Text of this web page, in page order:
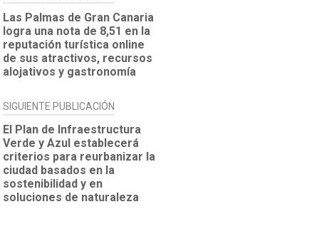
DE
ENTRADAS
Las Palmas de Gran Canaria
logra una nota de 8,51 en la
reputación turística online
de sus atractivos, recursos
alojativos y gastronomía
SIGUIENTE PUBLICACIÓN
El Plan de Infraestructura
Verde y Azul establecerá
criterios para reurbanizar la
ciudad basados en la
sostenibilidad y en
soluciones de naturaleza